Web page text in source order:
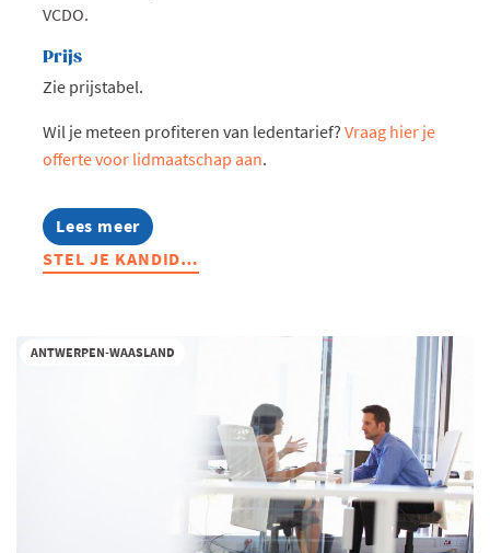
VCDO.
Prijs
Zie prijstabel.
Wil je meteen profiteren van ledentarief? Vraag hier je
offerte voor lidmaatschap aan.
Lees meer
about
Stel
je
Duurzaam
STEL JE KANDID…
ANTWERPEN-WAASLAND